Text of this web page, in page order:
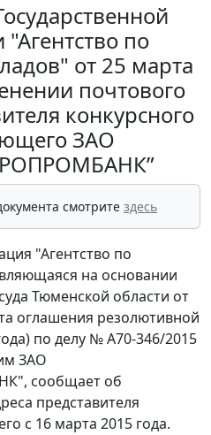
по
от 25 марта
почтового
конкурсного
ЗАО
смотрите здесь
"Агентство по
на основании
Тюменской области от
оглашения резолютивной
по делу № А70-346/2015
ЗАО
сообщает об
представителя
с 16 марта 2015 года.